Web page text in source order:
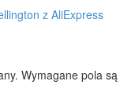
z AliExpress
Wymagane pola są